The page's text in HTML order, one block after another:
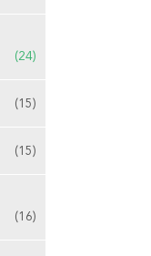
(24)
(15)
(15)
(16)